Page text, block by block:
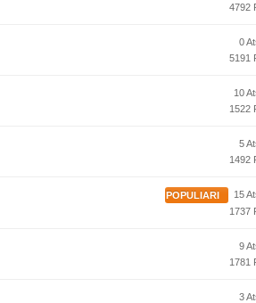
4792
0
5191
10
1522
5
1492
POPULIARI
15
1737
9
1781
3